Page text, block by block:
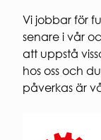
Hyreslägenheter
Seniorboende
HUR
SÖKER
Vi jobbar för
senare i vår
att uppstå
hos oss och
påverkas är